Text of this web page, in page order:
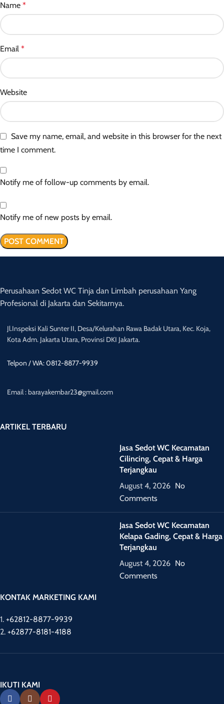
Name *
Email *
Website
Save my name, email, and website in this browser for the next
time I comment.
Notify me of follow-up comments by email.
Notify me of new posts by email.
Perusahaan Sedot WC Tinja dan Limbah perusahaan Yang
Profesional di Jakarta dan Sekitarnya.
Jl.Inspeksi Kali Sunter II, Desa/Kelurahan Rawa Badak Utara, Kec. Koja,
Kota Adm. Jakarta Utara, Provinsi DKI Jakarta.
Telpon / WA: 0812-8877-9939
Email : barayakembar23@gmail.com
ARTIKEL TERBARU
Jasa Sedot WC Kecamatan
Cilincing, Cepat & Harga
Terjangkau
August 4, 2026 No
Comments
Jasa Sedot WC Kecamatan
Kelapa Gading, Cepat & Harga
Terjangkau
August 4, 2026 No
Comments
KONTAK MARKETING KAMI
1. +62812-8877-9939
2. +62877-8181-4188
IKUTI KAMI